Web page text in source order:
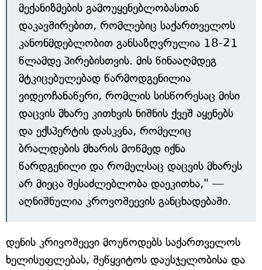
მექანიზმების გამოუყენებლობასთან
დაკავშირებით, რომლებიც საქართველოს
კანონმდებლობით განსაზღვრულია 18-21
წლამდე პირებისთვის. მის წინააღმდეგ
მტკიცებულებად წარმოდგენილია
ვიდეოჩანაწერი, რომლის სისწორესაც მისი
დაცვის მხარე კითხვის ნიშნის ქვეშ აყენებს
და ექსპერტის დასკვნა, რომელიც
ბრალდების მხარის მოწმედ იქნა
წარდგენილი და რომელსაც დაცვის მხარეს
არ მიეცა შესაძლებლობა დაეკითხა," —
აღნიშნულია კროვოშეევის განცხადებაში.
დენის კრივოშეევი მოუწოდებს საქართველოს
ხელისუფლებას, შეწყვიტოს დაუსჯელობისა და